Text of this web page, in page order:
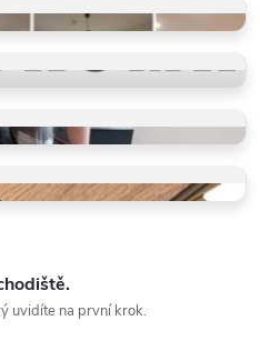
uvidíte na první krok.